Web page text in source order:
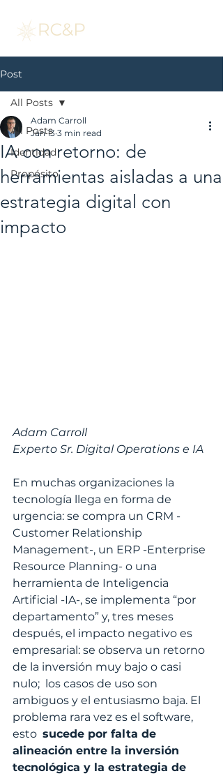
Post
All Posts
Identidad
Propósito
All Posts
IA con retorno: de
herramientas aisladas a una
estrategia digital con
impacto
Adam Carroll
Jan 13 3 min read
Adam Carroll
Experto Sr. Digital Operations e IA
En muchas organizaciones la
tecnología llega en forma de
urgencia: se compra un CRM -
Customer Relationship
Management-, un ERP -Enterprise
Resource Planning- o una
herramienta de Inteligencia
Artificial -IA-, se implementa “por
departamento” y, tres meses
después, el impacto negativo es
empresarial: se observa un retorno
de la inversión muy bajo o casi
nulo;  los casos de uso son
ambiguos y el entusiasmo baja. El
problema rara vez es el software,
esto sucede por falta de
alineación entre la inversión
tecnológica y la estrategia de